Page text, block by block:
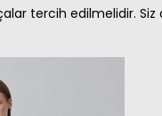
tercih edilmelidir. Siz